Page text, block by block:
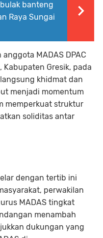
banteng
Raya Sungai
MADAS DPAC
Gresik, pada
khidmat dan
menjadi momentum
memperkuat struktur
soliditas antar
dengan tertib ini
perwakilan
MADAS tingkat
menambah
dukungan yang